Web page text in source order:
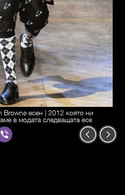
Browne есен | 2012 която ни
в модата следващата есе